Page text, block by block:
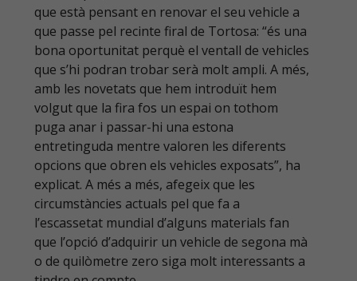
que està pensant en renovar el seu vehicle a
que passe pel recinte firal de Tortosa: “és una
bona oportunitat perquè el ventall de vehicles
que s’hi podran trobar serà molt ampli. A més,
amb les novetats que hem introduït hem
volgut que la fira fos un espai on tothom
puga anar i passar-hi una estona
entretinguda mentre valoren les diferents
opcions que obren els vehicles exposats”, ha
explicat. A més a més, afegeix que les
circumstàncies actuals pel que fa a
l’escassetat mundial d’alguns materials fan
que l’opció d’adquirir un vehicle de segona mà
o de quilòmetre zero siga molt interessants a